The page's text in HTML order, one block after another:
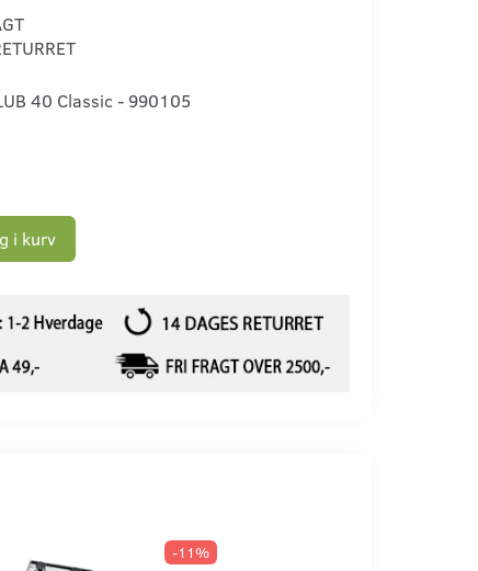
40 Classic - 990105
i kurv
-11%